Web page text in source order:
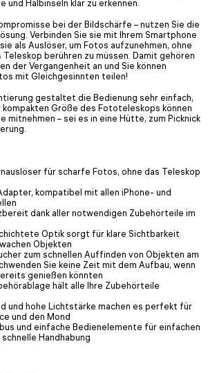
und Halbinseln klar zu erkennen.
bei der Bildschärfe – nutzen Sie die
Verbinden Sie sie mit Ihrem Smartphone
als Auslöser, um Fotos aufzunehmen, ohne
berühren zu müssen. Damit gehören
der Vergangenheit an und Sie können
mit Gleichgesinnten teilen!
gestaltet die Bedienung sehr einfach,
kompakten Größe des Fototeleskops können
mitnehmen – sei es in eine Hütte, zum Picknick
für scharfe Fotos, ohne das Teleskop
kompatibel mit allen iPhone- und
dank aller notwendigen Zubehörteile im
Optik sorgt für klare Sichtbarkeit
Objekten
zum schnellen Auffinden von Objekten am
Sie keine Zeit mit dem Aufbau, wenn
genießen könnten
hält alle Ihre Zubehörteile
und hohe Lichtstärke machen es perfekt für
und den Mond
und einfache Bedienelemente für einfachen
Handhabung